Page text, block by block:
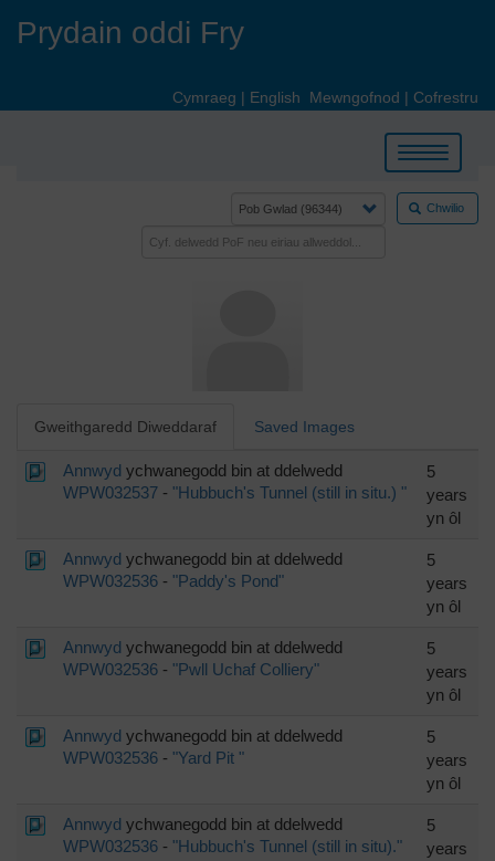
Prydain oddi Fry
Cymraeg | English Mewngofnod | Cofrestru
Toggle
navigation
Chwilio
Gweithgaredd Diweddaraf Saved Images
Annwyd ychwanegodd bin at ddelwedd
WPW032537 - "Hubbuch's Tunnel (still in situ.) "
5
years
yn ôl
Annwyd ychwanegodd bin at ddelwedd
WPW032536 - "Paddy's Pond"
5
years
yn ôl
Annwyd ychwanegodd bin at ddelwedd
WPW032536 - "Pwll Uchaf Colliery"
5
years
yn ôl
Annwyd ychwanegodd bin at ddelwedd
WPW032536 - "Yard Pit "
5
years
yn ôl
Annwyd ychwanegodd bin at ddelwedd
WPW032536 - "Hubbuch's Tunnel (still in situ)."
5
years